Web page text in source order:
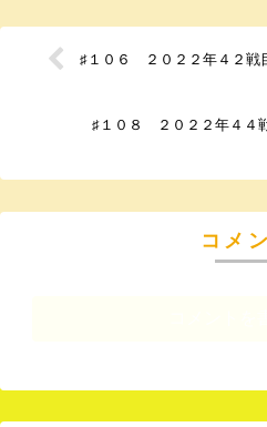
♯１０６ ２０２２年４２戦
♯１０８ ２０２２年４４
コメ